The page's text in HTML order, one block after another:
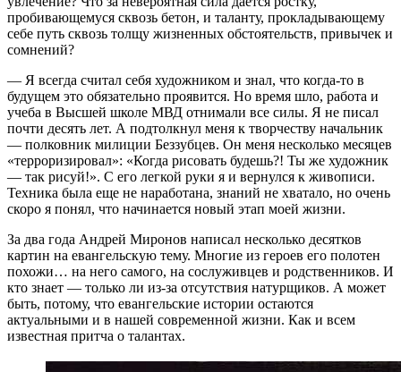
пробивающемуся сквозь бетон, и таланту, прокладывающему
себе путь сквозь толщу жизненных обстоятельств, привычек и
сомнений?
— Я всегда считал себя художником и знал, что когда-то в
будущем это обязательно проявится. Но время шло, работа и
учеба в Высшей школе МВД отнимали все силы. Я не писал
почти десять лет. А подтолкнул меня к творчеству начальник
— полковник милиции Беззубцев. Он меня несколько месяцев
«терроризировал»: «Когда рисовать будешь?! Ты же художник
— так рисуй!». С его легкой руки я и вернулся к живописи.
Техника была еще не наработана, знаний не хватало, но очень
скоро я понял, что начинается новый этап моей жизни.
За два года Андрей Миронов написал несколько десятков
картин на евангельскую тему. Многие из героев его полотен
похожи… на него самого, на сослуживцев и родственников. И
кто знает — только ли из-за отсутствия натурщиков. А может
быть, потому, что евангельские истории остаются
актуальными и в нашей современной жизни. Как и всем
известная притча о талантах.